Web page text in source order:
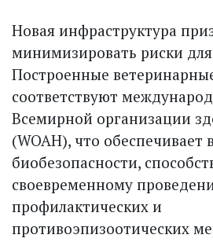
Новая инфраструктура
минимизировать риски
Построенные
соответствуют
Всемирной организации
(WOAH), что обеспечивает
биобезопасности,
своевременному
профилактических и
противоэпизоотических